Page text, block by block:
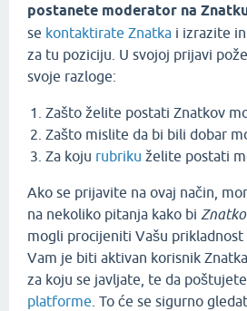
postanete moderator na
se kontaktirate Znatka i izrazite
za tu poziciju. U svojoj prijavi
svoje razloge:
Zašto želite postati Znatkov
Zašto mislite da bi bili dobar
Za koju rubriku želite postati
Ako se prijavite na ovaj način,
na nekoliko pitanja kako bi
mogli procijeniti Vašu
Vam je biti aktivan korisnik
za koju se javljate, te da
platforme . To će se sigurno